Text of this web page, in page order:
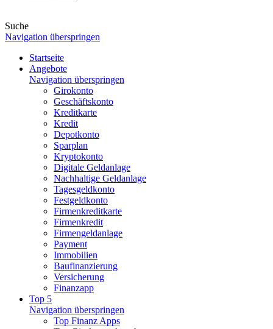
Suche
Navigation überspringen
Startseite
Angebote
Navigation überspringen
Girokonto
Geschäftskonto
Kreditkarte
Kredit
Depotkonto
Sparplan
Kryptokonto
Digitale Geldanlage
Nachhaltige Geldanlage
Tagesgeldkonto
Festgeldkonto
Firmenkreditkarte
Firmenkredit
Firmengeldanlage
Payment
Immobilien
Baufinanzierung
Versicherung
Finanzapp
Top 5
Navigation überspringen
Top Finanz Apps